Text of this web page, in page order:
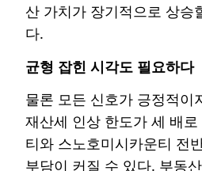
산 가치가 장기적으로 상승
다.
균형 잡힌 시각도 필요하다
물론 모든 신호가 긍정적이
재산세 인상 한도가 세 배
티와 스노호미시카운티 전
부담이 커질 수 있다. 부동